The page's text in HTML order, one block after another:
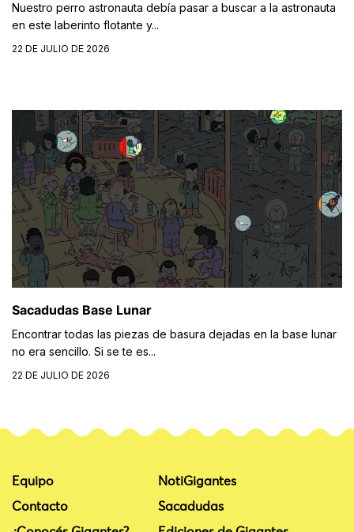
Nuestro perro astronauta debía pasar a buscar a la astronauta
en este laberinto flotante y...
22 DE JULIO DE 2026
Sacadudas Base Lunar
Encontrar todas las piezas de basura dejadas en la base lunar
no era sencillo. Si se te es...
22 DE JULIO DE 2026
Equipo
Contacto
NotiGigantes
Sacadudas